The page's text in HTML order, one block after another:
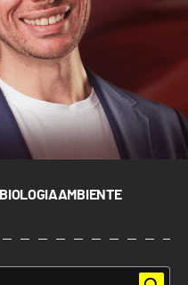
BIOLOGIAAMBIENTE